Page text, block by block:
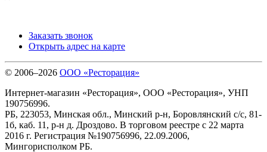
Заказать звонок
Открыть адрес на карте
© 2006–2026 ООО «Ресторация»
Интернет-магазин «Ресторация», ООО «Ресторация», УНП
190756996.
РБ, 223053, Минская обл., Минский р-н, Боровлянский с/с, 81-
1б, каб. 11, р-н д. Дроздово. В торговом реестре с 22 марта
2016 г. Регистрация №190756996, 22.09.2006,
Мингорисполком РБ.